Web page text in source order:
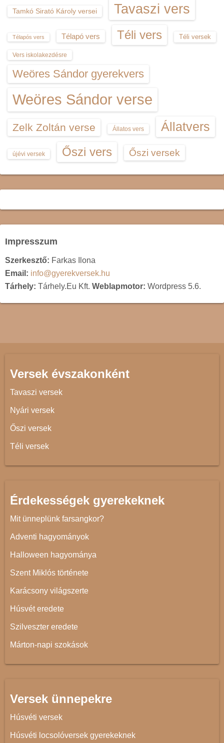
Tamkó Sirató Károly versei Tavaszi vers
Télapós vers Télapó vers Téli vers Téli versek
Vers iskolakezdésre
Weöres Sándor gyerekvers
Weöres Sándor verse
Zelk Zoltán verse Állatos vers Állatvers
újévi versek Őszi vers Őszi versek
Impresszum
Szerkesztő: Farkas Ilona
Email: info@gyerekversek.hu
Tárhely: Tárhely.Eu Kft. Weblapmotor: Wordpress 5.6.
Versek évszakonként
Tavaszi versek
Nyári versek
Őszi versek
Téli versek
Érdekességek gyerekeknek
Mit ünneplünk farsangkor?
Adventi hagyományok
Halloween hagyománya
Szent Miklós története
Karácsony világszerte
Húsvét eredete
Szilveszter eredete
Márton-napi szokások
Versek ünnepekre
Húsvéti versek
Húsvéti locsolóversek gyerekeknek